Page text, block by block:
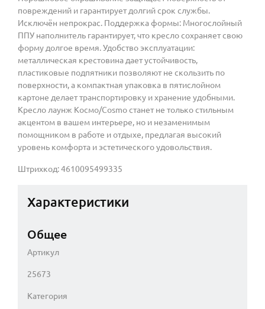
повреждений и гарантирует долгий срок службы.
Исключён непрокрас. Поддержка формы: Многослойный
ППУ наполнитель гарантирует, что кресло сохраняет свою
форму долгое время. Удобство эксплуатации:
металлическая крестовина дает устойчивость,
пластиковые подпятники позволяют не скользить по
поверхности, а компактная упаковка в пятислойном
картоне делает транспортировку и хранение удобными.
Кресло лаунж Космо/Cosmo станет не только стильным
акцентом в вашем интерьере, но и незаменимым
помощником в работе и отдыхе, предлагая высокий
уровень комфорта и эстетического удовольствия.
Штрихкод: 4610095499335
Характеристики
Общее
Артикул
25673
Категория